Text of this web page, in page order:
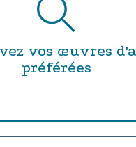
vos œuvres
préférées